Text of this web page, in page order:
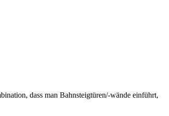
dass man Bahnsteigtüren/-wände einführt,